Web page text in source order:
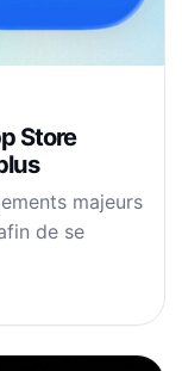
Store
majeurs
de se